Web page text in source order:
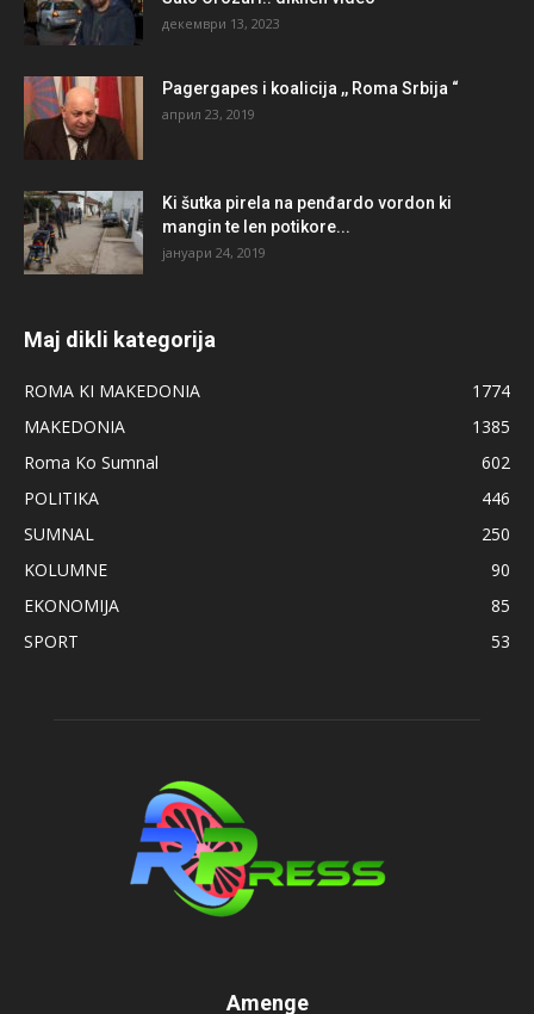
декември 13, 2023
Pagergapes i koalicija ,, Roma Srbija “
април 23, 2019
Ki šutka pirela na penđardo vordon ki
mangin te len potikore...
јануари 24, 2019
Maj dikli kategorija
ROMA KI MAKEDONIA
1774
MAKEDONIA
1385
Roma Ko Sumnal
602
POLITIKA
446
SUMNAL
250
KOLUMNE
90
EKONOMIJA
85
SPORT
53
Amenge